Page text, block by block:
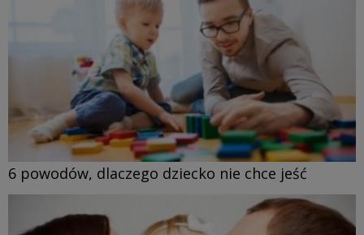
6 powodów, dlaczego dziecko nie chce jeść